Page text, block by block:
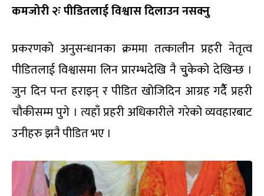
कमजोरी २ः पीडितलाई विश्वास दिलाउन नसक्नु
प्रकरणको अनुसन्धानका क्रममा तत्कालीन प्रहरी नेतृत्व
पीडितलाई विश्वासमा लिन प्रारम्भदेखि नै चुुकेको देखिन्छ ।
जुन दिन पन्त हराइन् र पीडित खोजिदिन आग्रह गर्दैै प्रहरी
चौकीसम्म पुगे । त्यहाँ प्रहरी अधिकारीले गरेको व्यवहारबाट
उनीहरु झनै पीडित भए ।